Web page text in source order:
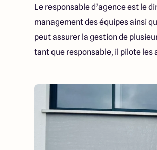
Le responsable d’agence est le
management des équipes ainsi
peut assurer la gestion de
tant que responsable, il pilote